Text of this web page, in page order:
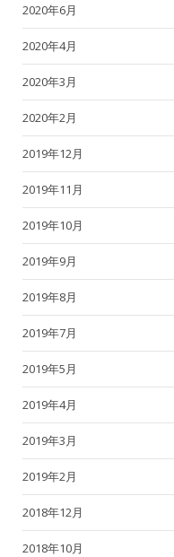
2020年6月
2020年4月
2020年3月
2020年2月
2019年12月
2019年11月
2019年10月
2019年9月
2019年8月
2019年7月
2019年5月
2019年4月
2019年3月
2019年2月
2018年12月
2018年10月